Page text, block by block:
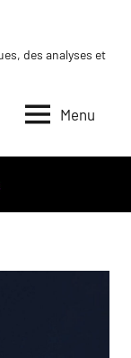
des analyses et
Menu